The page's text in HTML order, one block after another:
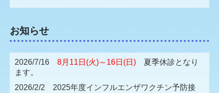
お知らせ
2026/7/16 8月11日(火)～16日(日) 夏季休診となり
ます。
2026/2/2 2025年度インフルエンザワクチン予防接